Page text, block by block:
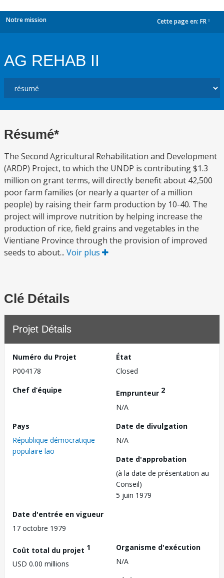
Notre mission Cette page en: FR
AG REHAB II
Résumé*
The Second Agricultural Rehabilitation and Development
(ARDP) Project, to which the UNDP is contributing $1.3
million on grant terms, will directly benefit about 42,500
poor farm families (or nearly a quarter of a million
people) by raising their farm production by 10-40. The
project will improve nutrition by helping increase the
production of rice, field grains and vegetables in the
Vientiane Province through the provision of improved
seeds to about... Voir plus
Clé Détails
Projet Détails
Numéro du Projet
P004178
État
Closed
Chef d’équipe
Emprunteur 2
N/A
Pays
République démocratique
populaire lao
Date de divulgation
N/A
Date d'approbation
(à la date de présentation au
Conseil)
5 juin 1979
Date d'entrée en vigueur
17 octobre 1979
Coût total du projet 1
USD 0.00 millions
Organisme d'exécution
N/A